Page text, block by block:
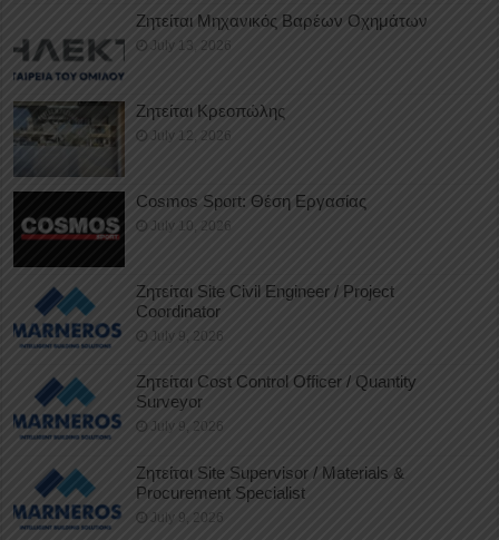
Ζητείται Μηχανικός Βαρέων Οχημάτων
July 13, 2026
Ζητείται Κρεοπώλης
July 12, 2026
Cosmos Sport: Θέση Εργασίας
July 10, 2026
Ζητείται Site Civil Engineer / Project
Coordinator
July 9, 2026
Ζητείται Cost Control Officer / Quantity
Surveyor
July 9, 2026
Ζητείται Site Supervisor / Materials &
Procurement Specialist
July 9, 2026